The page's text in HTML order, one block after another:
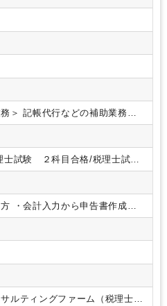
＞ 記帳代行などの補助業務か
徴や事務所の仕事の進め方をつ
す。
＜入社半年～3年後の業務
算から申告まで幅広い業務に
試験 ２科目合格/税理士試
科目合格
・会計入力から申告書作成を
りご経験されている方・日商
（税理士科目をお持ちであれば
可｝
ルティングファーム（税理士法